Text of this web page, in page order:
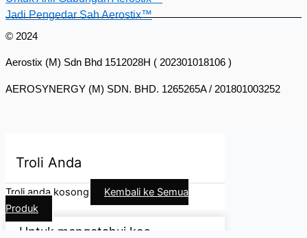
Jadi Pengedar Sah Aerostix™
© 2024
Aerostix (M) Sdn Bhd 1512028H ( 202301018106 )
AEROSYNERGY (M) SDN. BHD. 1265265A / 201801003252
Troli Anda
Troli anda kosong
Kembali ke Semua
Produk
Untuk mengetahui kos